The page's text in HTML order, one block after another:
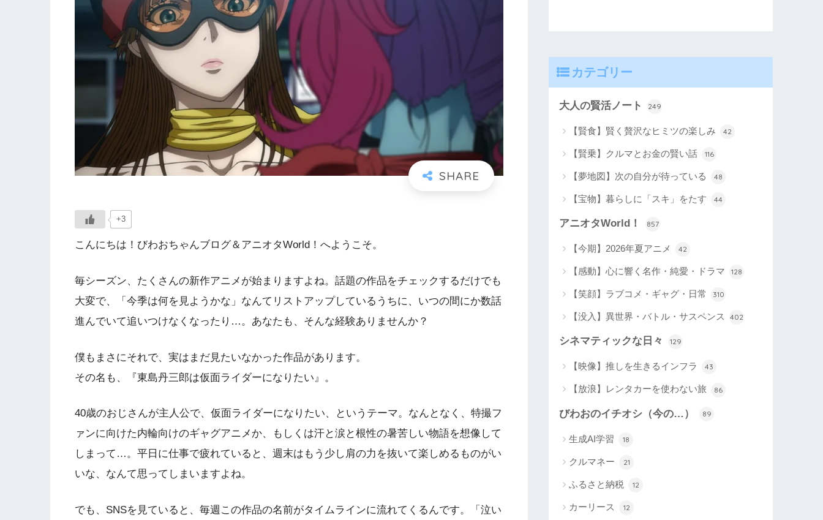
+3
こんにちは！びわおちゃんブログ＆アニオタWorld！へようこそ。
毎シーズン、たくさんの新作アニメが始まりますよね。話題の作品をチェックするだけでも
大変で、「今季は何を見ようかな」なんてリストアップしているうちに、いつの間にか数話
進んでいて追いつけなくなったり…。あなたも、そんな経験ありませんか？
僕もまさにそれで、実はまだ見たいなかった作品があります。
その名も、『東島丹三郎は仮面ライダーになりたい』。
40歳のおじさんが主人公で、仮面ライダーになりたい、というテーマ。なんとなく、特撮フ
ァンに向けた内輪向けのギャグアニメか、もしくは汗と涙と根性の暑苦しい物語を想像して
しまって…。平日に仕事で疲れていると、週末はもう少し肩の力を抜いて楽しめるものがい
いな、なんて思ってしまいますよね。
でも、SNSを見ていると、毎週この作品の名前がタイムラインに流れてくるんです。「泣い
カテゴリー
大人の賢活ノート 249
【賢食】賢く贅沢なヒミツの楽しみ 42
【賢乗】クルマとお金の賢い話 116
【夢地図】次の自分が待っている 48
【宝物】暮らしに「スキ」をたす 44
アニオタWorld！ 857
【今期】2026年夏アニメ 42
【感動】心に響く名作・純愛・ドラマ 128
【笑顔】ラブコメ・ギャグ・日常 310
【没入】異世界・バトル・サスペンス 402
シネマティックな日々 129
【映像】推しを生きるインフラ 43
【放浪】レンタカーを使わない旅 86
びわおのイチオシ（今の…） 89
生成AI学習 18
クルマネー 21
ふるさと納税 12
カーリース 12